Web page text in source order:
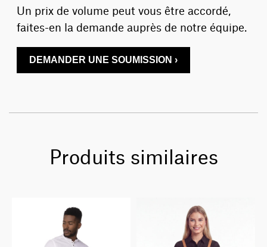
Un prix de volume peut vous être accordé,
faites-en la demande auprès de notre équipe.
DEMANDER UNE SOUMISSION ›
Produits similaires